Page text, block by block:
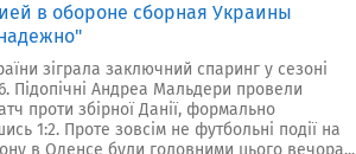
в обороне сборная Украины
зіграла заключний спаринг у сезоні
Підопічні Андреа Мальдери провели
проти збірної Данії, формально
1:2. Проте зовсім не футбольні події на
в Оденсе були головними цього вечора...